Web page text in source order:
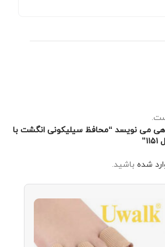
می نویسد “محافظ سیلیکونی انگشت با
شده باشید.